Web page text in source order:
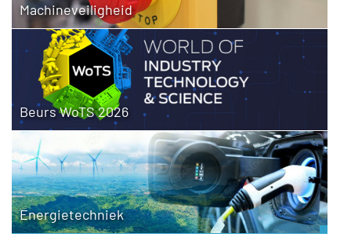
Machineveiligheid
Beurs WoTS 2026
Energietechniek